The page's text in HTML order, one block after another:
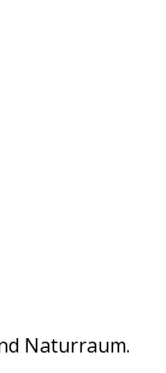
Naturraum.